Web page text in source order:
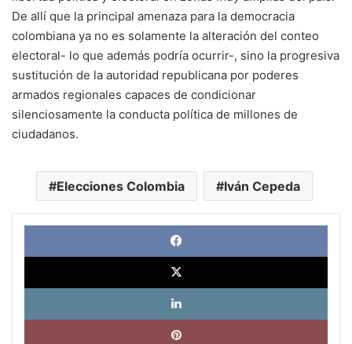
De allí que la principal amenaza para la democracia
colombiana ya no es solamente la alteración del conteo
electoral- lo que además podría ocurrir-, sino la progresiva
sustitución de la autoridad republicana por poderes
armados regionales capaces de condicionar
silenciosamente la conducta política de millones de
ciudadanos.
Elecciones Colombia Iván Cepeda
X